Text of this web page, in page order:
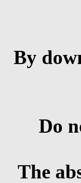
By
Do
The